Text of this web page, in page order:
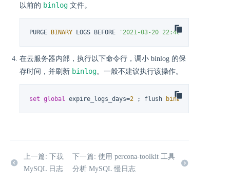
以前的 binlog 文件。
PURGE BINARY LOGS BEFORE '2021-03-20 22:46:26'
在云服务器内部，执行以下命令行，调小 binlog 的保
存时间，并刷新 binlog。一般不建议执行该操作。
set global expire_logs_days=2 ; flush binary
上一篇: 下载
MySQL 日志
下一篇: 使用 percona-toolkit 工具
分析 MySQL 慢日志